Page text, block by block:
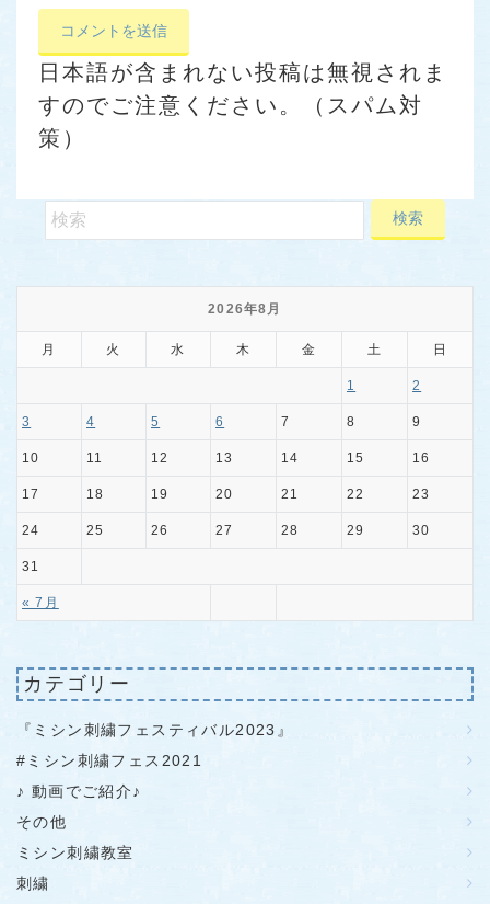
日本語が含まれない投稿は無視されま
すのでご注意ください。（スパム対
策）
2026年8月
月 火 水 木 金 土 日
« 7月
1 2
3 4 5 6 7 8 9
10 11 12 13 14 15 16
17 18 19 20 21 22 23
24 25 26 27 28 29 30
31
カテゴリー
『ミシン刺繍フェスティバル2023』
#ミシン刺繍フェス2021
♪ 動画でご紹介♪
その他
ミシン刺繍教室
刺繍